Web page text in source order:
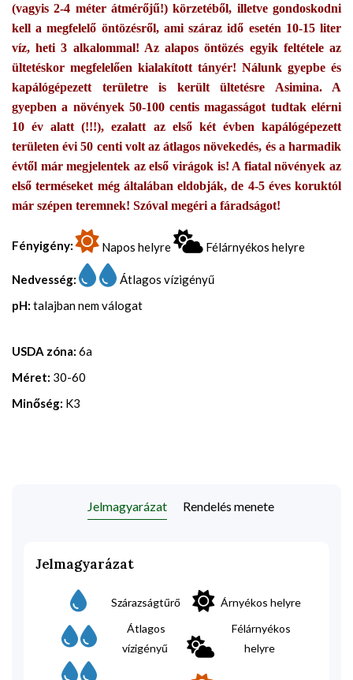
(vagyis 2-4 méter átmérőjű!) körzetéből, illetve gondoskodni
kell a megfelelő öntözésről, ami száraz idő esetén 10-15 liter
víz, heti 3 alkalommal! Az alapos öntözés egyik feltétele az
ültetéskor megfelelően kialakított tányér! Nálunk gyepbe és
kapálógépezett területre is került ültetésre Asimina. A
gyepben a növények 50-100 centis magasságot tudtak elérni
10 év alatt (!!!), ezalatt az első két évben kapálógépezett
területen évi 50 centi volt az átlagos növekedés, és a harmadik
évtől már megjelentek az első virágok is! A fiatal növények az
első terméseket még általában eldobják, de 4-5 éves koruktól
már szépen teremnek! Szóval megéri a fáradságot!
Fényigény: Napos helyre Félárnyékos helyre
Nedvesség:
Átlagos vízigényű
pH: talajban nem válogat
USDA zóna: 6a
Méret: 30-60
Minőség: K3
Jelmagyarázat Rendelés menete
Jelmagyarázat
Szárazságtűrő
Árnyékos helyre
Átlagos
vízigényű
Félárnyékos
helyre